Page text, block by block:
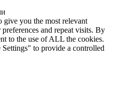
give you the most relevant
and repeat visits. By
to the use of ALL the cookies.
to provide a controlled